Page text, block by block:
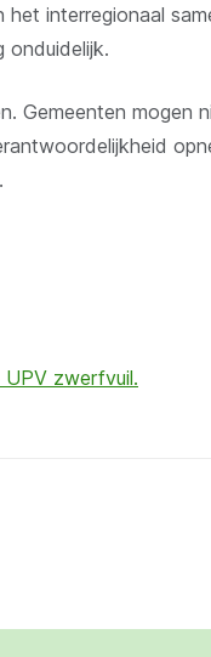
interregionaal
onduidelijk.
Gemeenten mogen
zwerfvuil.